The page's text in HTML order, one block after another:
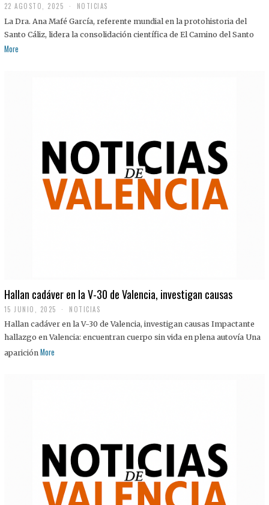
22 AGOSTO, 2025
2
A
G
NOTICIAS
La Dra. Ana Mafé García, referente mundial en la protohistoria del
Santo Cáliz, lidera la consolidación científica de El Camino del Santo
More
Hallan cadáver en la V-30 de Valencia, investigan causas
15 JUNIO, 2025 NOTICIAS
Hallan cadáver en la V-30 de Valencia, investigan causas Impactante
hallazgo en Valencia: encuentran cuerpo sin vida en plena autovía Una
aparición More